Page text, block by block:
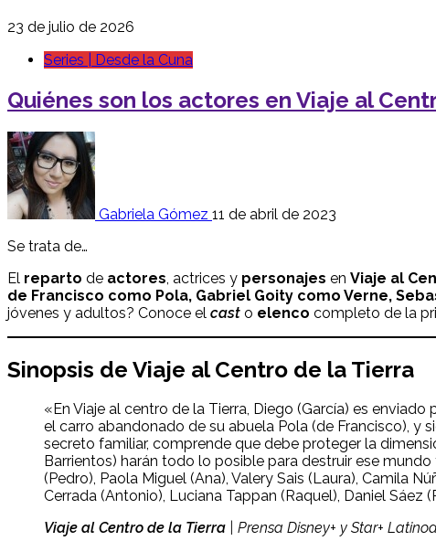
23 de julio de 2026
Series | Desde la Cuna
Quiénes son los actores en Viaje al
Gabriela Gómez 11 de abril de 2023
Se trata de…
El reparto de actores , actrices y personajes en Viaje al
de Francisco como Pola, Gabriel Goity como Verne,
jóvenes y adultos? Conoce el cast o elenco completo de la
Sinopsis de Viaje al Centro de la Tierra
«En Viaje al centro de la Tierra, Diego (García) es
el carro abandonado de su abuela Pola (de Francisco), y
secreto familiar, comprende que debe proteger la
Barrientos) harán todo lo posible para destruir ese
(Pedro), Paola Miguel (Ana), Valery Sais (Laura), Camila
Cerrada (Antonio), Luciana Tappan (Raquel), Daniel Sáez
Viaje al Centro de la Tierra | Prensa Disney+ y Star+